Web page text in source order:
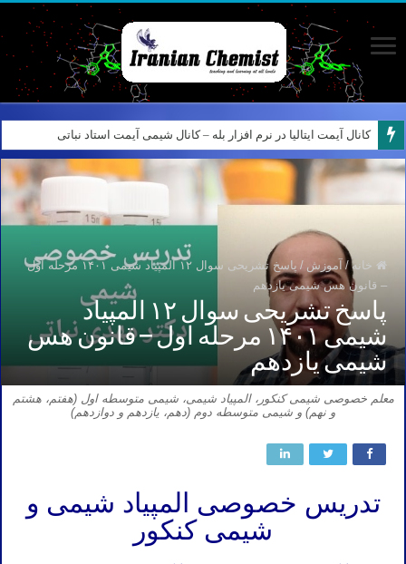
کانال آیمت ایتالیا در نرم افزار بله – کانال شیمی آیمت استاد نباتی
خانه / آموزش /
پاسخ تشریحی سوال ۱۲ المپیاد شیمی ۱۴۰۱ مرحله اول
– قانون هس شیمی یازدهم
پاسخ تشریحی سوال ۱۲ المپیاد
شیمی ۱۴۰۱ مرحله اول – قانون هس
شیمی یازدهم
معلم خصوصی شیمی کنکور، المپیاد شیمی، شیمی متوسطه اول (هفتم، هشتم
و نهم) و شیمی متوسطه دوم (دهم، یازدهم و دوازدهم)
تدریس خصوصی المپیاد شیمی و
شیمی کنکور